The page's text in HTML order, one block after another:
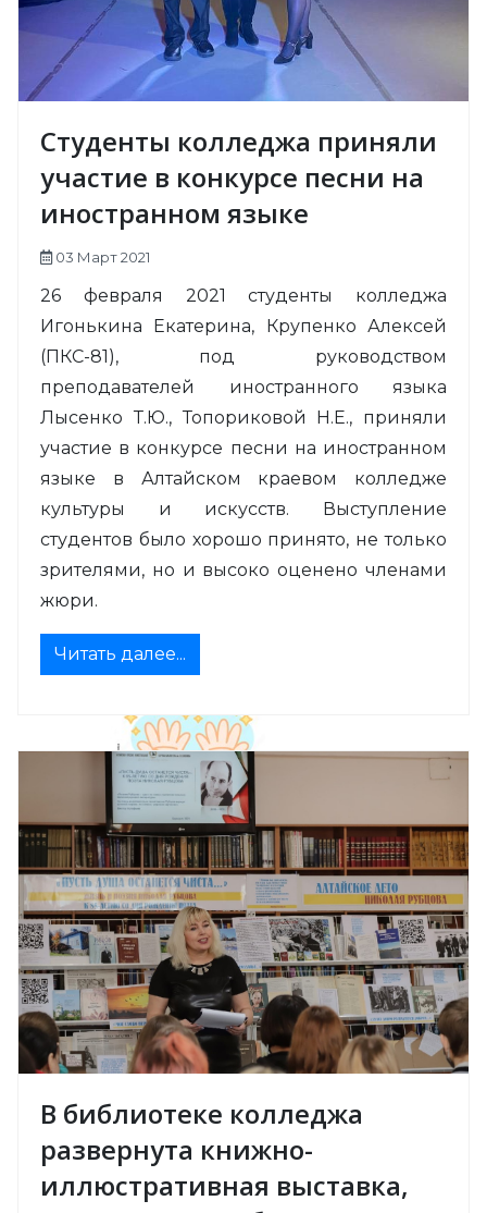
Студенты колледжа приняли
участие в конкурсе песни на
иностранном языке
03 Март 2021
26 февраля 2021 студенты колледжа
Игонькина Екатерина, Крупенко Алексей
(ПКС-81), под руководством
преподавателей иностранного языка
Лысенко Т.Ю., Топориковой Н.Е., приняли
участие в конкурсе песни на иностранном
языке в Алтайском краевом колледже
культуры и искусств. Выступление
студентов было хорошо принято, не только
зрителями, но и высоко оценено членами
жюри.
Читать далее...
В библиотеке колледжа
развернута книжно-
иллюстративная выставка,